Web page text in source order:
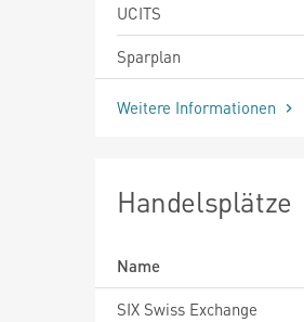
UCITS
Sparplan
Weitere Informationen
Handelsplätze
Name
SIX Swiss Exchange